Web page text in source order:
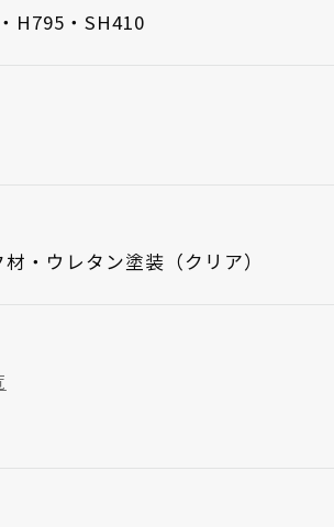
H795・SH410
・ウレタン塗装（クリア）